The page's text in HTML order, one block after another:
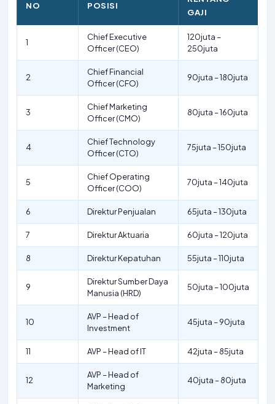
NO POSISI
GAJI
1
Chief Executive
Officer (CEO)
120juta –
250juta
2
Chief Financial
Officer (CFO)
90juta – 180juta
3
Chief Marketing
Officer (CMO)
80juta – 160juta
4
Chief Technology
Officer (CTO)
75juta – 150juta
5
Chief Operating
Officer (COO)
70juta – 140juta
6 Direktur Penjualan 65juta – 130juta
7 Direktur Aktuaria 60juta – 120juta
8 Direktur Kepatuhan 55juta – 110juta
9
Direktur Sumber Daya
Manusia (HRD)
50juta – 100juta
10
AVP – Head of
Investment
45juta – 90juta
11 AVP – Head of IT 42juta – 85juta
12
AVP – Head of
Marketing
40juta – 80juta